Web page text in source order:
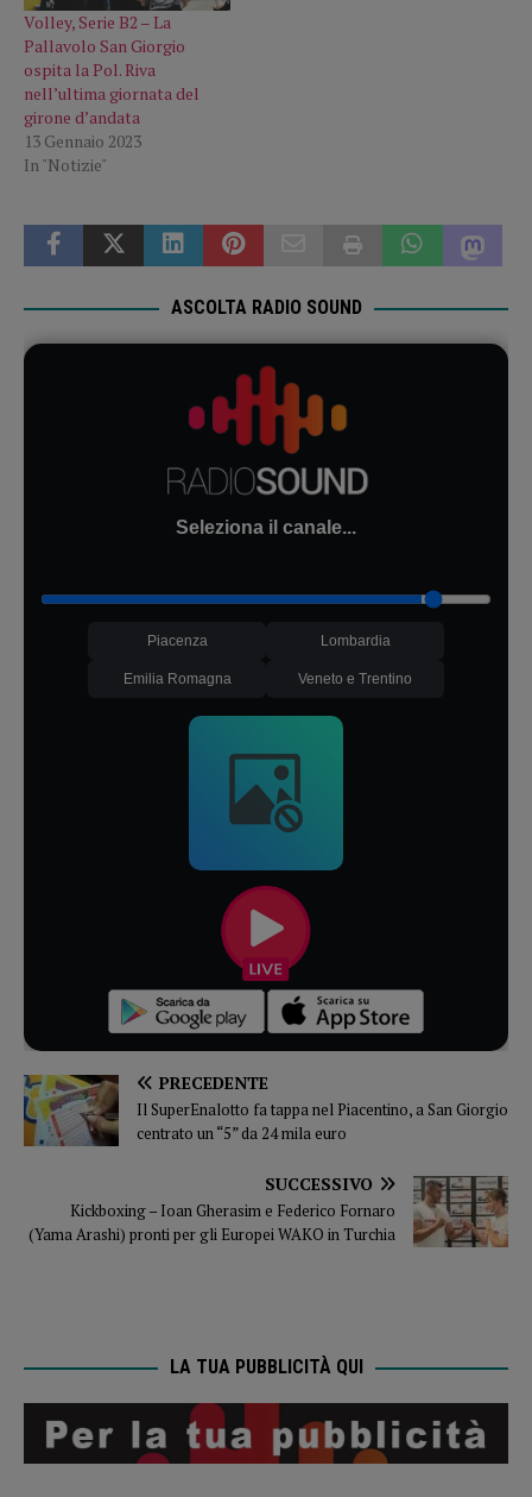
Volley, Serie B2 – La
Pallavolo San Giorgio
ospita la Pol. Riva
nell’ultima giornata del
girone d’andata
13 Gennaio 2023
In "Notizie"
ASCOLTA RADIO SOUND
Seleziona il canale...
Piacenza Lombardia
Emilia Romagna Veneto e Trentino
PRECEDENTE
Il SuperEnalotto fa tappa nel Piacentino, a San Giorgio
centrato un “5” da 24 mila euro
SUCCESSIVO
Kickboxing – Ioan Gherasim e Federico Fornaro
(Yama Arashi) pronti per gli Europei WAKO in Turchia
LA TUA PUBBLICITÀ QUI